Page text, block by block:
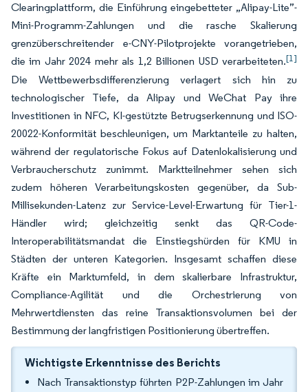
Clearingplattform, die Einführung eingebetteter „Alipay-Lite”-
Mini-Programm-Zahlungen und die rasche Skalierung
grenzüberschreitender e-CNY-Pilotprojekte vorangetrieben,
die im Jahr 2024 mehr als 1,2 Billionen USD verarbeiteten.[1]
Die Wettbewerbsdifferenzierung verlagert sich hin zu
technologischer Tiefe, da Alipay und WeChat Pay ihre
Investitionen in NFC, KI-gestützte Betrugserkennung und ISO-
20022-Konformität beschleunigen, um Marktanteile zu halten,
während der regulatorische Fokus auf Datenlokalisierung und
Verbraucherschutz zunimmt. Marktteilnehmer sehen sich
zudem höheren Verarbeitungskosten gegenüber, da Sub-
Millisekunden-Latenz zur Service-Level-Erwartung für Tier-1-
Händler wird; gleichzeitig senkt das QR-Code-
Interoperabilitätsmandat die Einstiegshürden für KMU in
Städten der unteren Kategorien. Insgesamt schaffen diese
Kräfte ein Marktumfeld, in dem skalierbare Infrastruktur,
Compliance-Agilität und die Orchestrierung von
Mehrwertdiensten das reine Transaktionsvolumen bei der
Bestimmung der langfristigen Positionierung übertreffen.
Wichtigste Erkenntnisse des Berichts
Nach Transaktionstyp führten P2P-Zahlungen im Jahr